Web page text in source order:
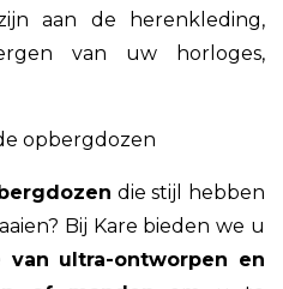
aan de herenkleding,
van uw horloges,
opbergdozen
die stijl hebben
Bij Kare bieden we u
ultra-ontworpen en